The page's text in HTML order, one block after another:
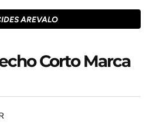
AREVALO
Corto Marca